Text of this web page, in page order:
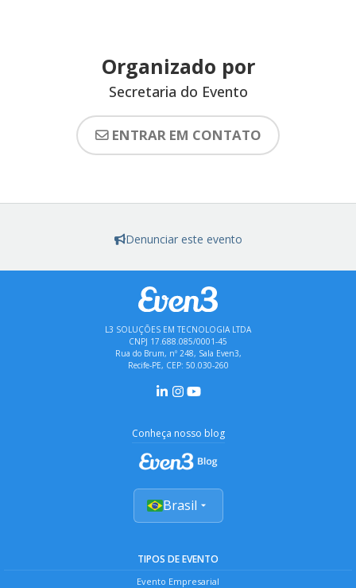
Organizado por
Secretaria do Evento
ENTRAR EM CONTATO
Denunciar este evento
L3 SOLUÇÕES EM TECNOLOGIA LTDA
CNPJ 17.688.085/0001-45
Rua do Brum, nº 248, Sala Even3,
Recife-PE, CEP: 50.030-260
Conheça nosso blog
Brasil
TIPOS DE EVENTO
Evento Empresarial